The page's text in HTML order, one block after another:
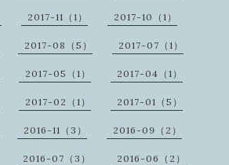
2017-11（1） 2017-10（1）
2017-08（5） 2017-07（1）
2017-05（1） 2017-04（1）
2017-02（1） 2017-01（5）
2016-11（3） 2016-09（2）
2016-07（3） 2016-06（2）